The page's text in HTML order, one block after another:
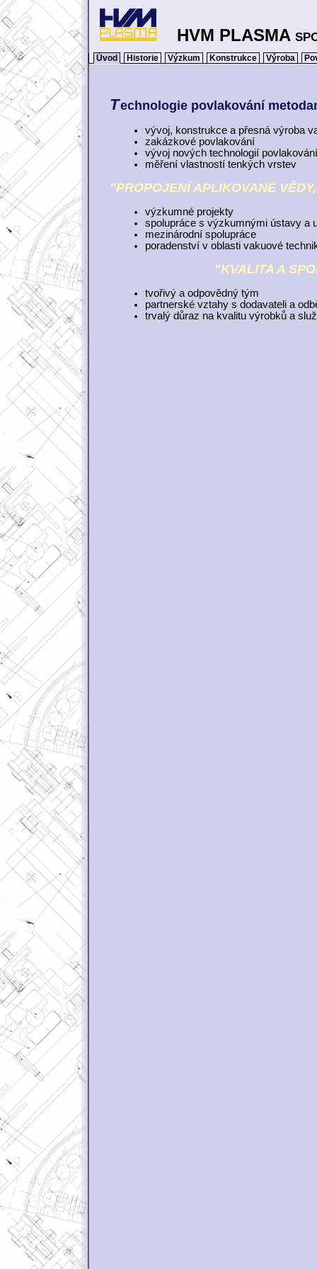
Úvod Historie Výzkum Konstrukce Výroba
HVM PLASMA
technologie povlakování
vývoj, konstrukce a přesná výroba
zakázkové povlakování
vývoj nových technologií povlakování
měření vlastností tenkých vrstev
"PROPOJENÍ APLIKOVANÉ
výzkumné projekty
spolupráce s výzkumnými ústavy a
mezinárodní spolupráce
poradenství v oblasti vakuové
"KVALITA A
tvořivý a odpovědný tým
partnerské vztahy s dodavateli a
trvalý důraz na kvalitu výrobků a